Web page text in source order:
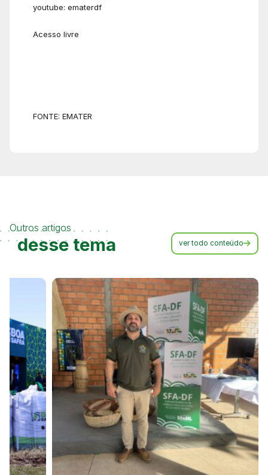
youtube: ematerdf
Acesso livre
FONTE: EMATER
Outros artigos
desse tema ver todo conteúdo